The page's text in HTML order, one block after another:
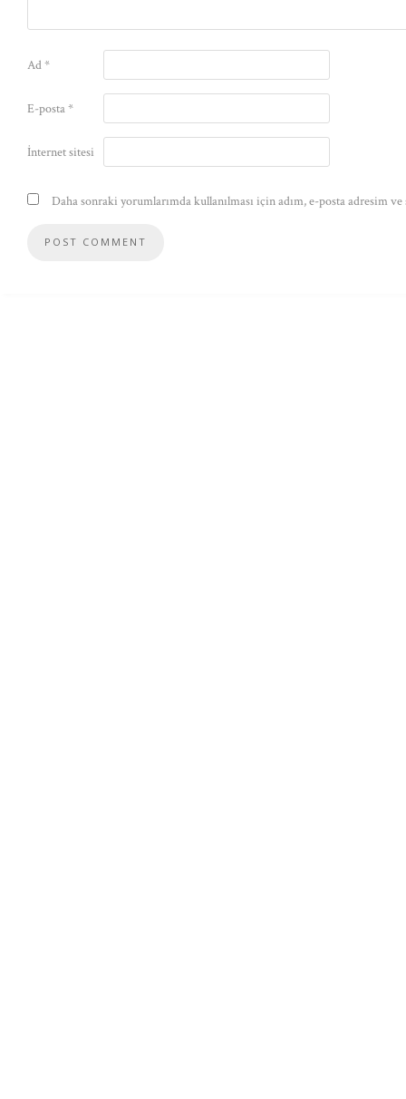
Ad*
E-posta*
İnternet sitesi
Daha sonraki yorumlarımda kullanılması için adım, e-posta adresim